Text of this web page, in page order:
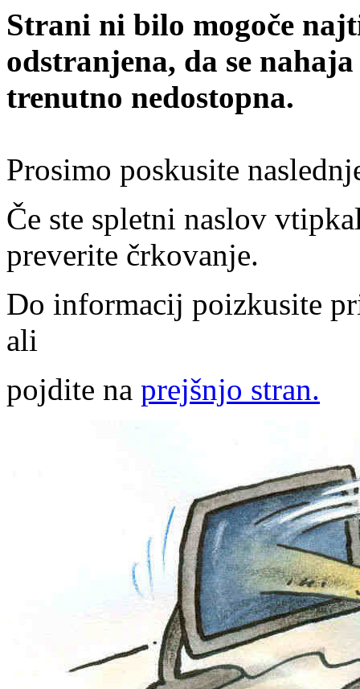
Strani ni bilo mogoče
odstranjena, da se
trenutno nedostopna.
Prosimo poskusite
Če ste spletni naslov
preverite črkovanje.
Do informacij poizkusite
ali
pojdite na prejšnjo stran.